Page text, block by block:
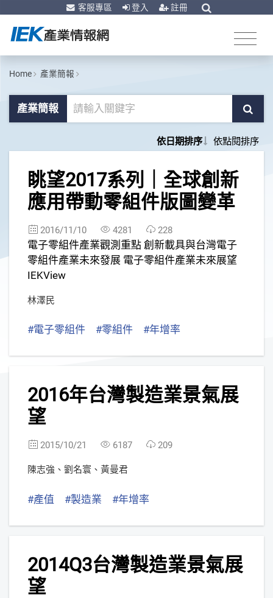
客服專區 登入 註冊
Home 產業簡報
產業簡報
依日期排序 依點閱排序
眺望2017系列｜全球創新
應用帶動零組件版圖變革
2016/11/10 4281 228
電子零組件產業觀測重點 創新載具與台灣電子
零組件產業未來發展 電子零組件產業未來展望
IEKView
林澤民
#電子零組件 #零組件 #年增率
2016年台灣製造業景氣展
望
2015/10/21 6187 209
陳志強 、 劉名寰 、 黃曼君
#產值 #製造業 #年增率
2014Q3台灣製造業景氣展
望